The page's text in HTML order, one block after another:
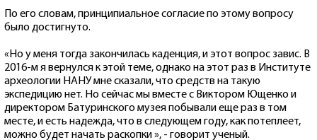
По его словам, принципиальное согласие по этому вопросу
было достигнуто.
«Но у меня тогда закончилась каденция, и этот вопрос завис. В
2016-м я вернулся к этой теме, однако на этот раз в Институте
археологии НАНУ мне сказали, что средств на такую ​​
экспедицию нет. Но сейчас мы вместе с Виктором Ющенко и
директором Батуринского музея побывали еще раз в том
месте, и есть надежда, что в следующем году, как потеплеет,
можно будет начать раскопки », - говорит ученый.